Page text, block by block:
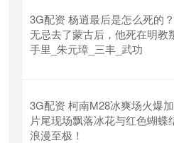
3G配资 杨逍最后是怎么死的
无忌去了蒙古后，他死在明教
手里_朱元璋_三丰_武功
3G配资 柯南M28冰爽场火爆
片尾现场飘落冰花与红色蝴蝶
浪漫至极！